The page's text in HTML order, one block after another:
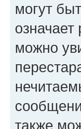
могут
можно
также